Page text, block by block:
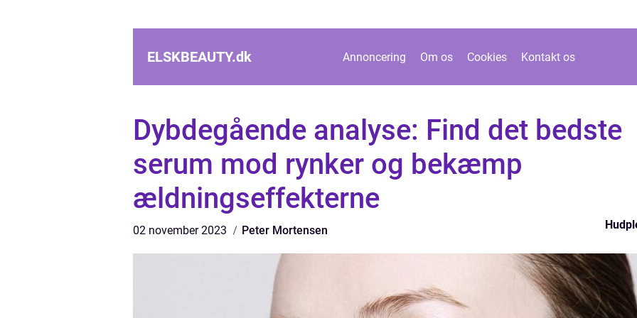
ELSKBEAUTY.dk Annoncering Om os Cookies Kontakt os
Dybdegående analyse: Find det bedste
serum mod rynker og bekæmp
ældningseffekterne
02 november 2023 Peter Mortensen